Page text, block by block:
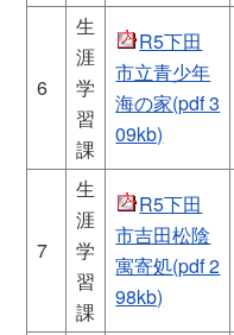
6
生
涯
学
習
課
R5下田
市立青少年
海の家(pdf 3
09kb)
7
生
涯
学
習
課
R5下田
市吉田松陰
寓寄処(pdf 2
98kb)